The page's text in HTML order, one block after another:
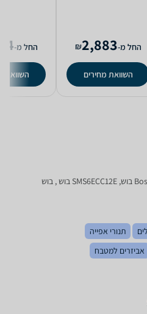
החל מ-2,883
₪
השוואת מחירים
החל מ-
השוואת
מדיח כלים ‏רחב Bosch SMS 6 ECC 12 E בוש, SMS6ECC12E בוש , בוש
תנורי אפייה
אביזרים למטבח